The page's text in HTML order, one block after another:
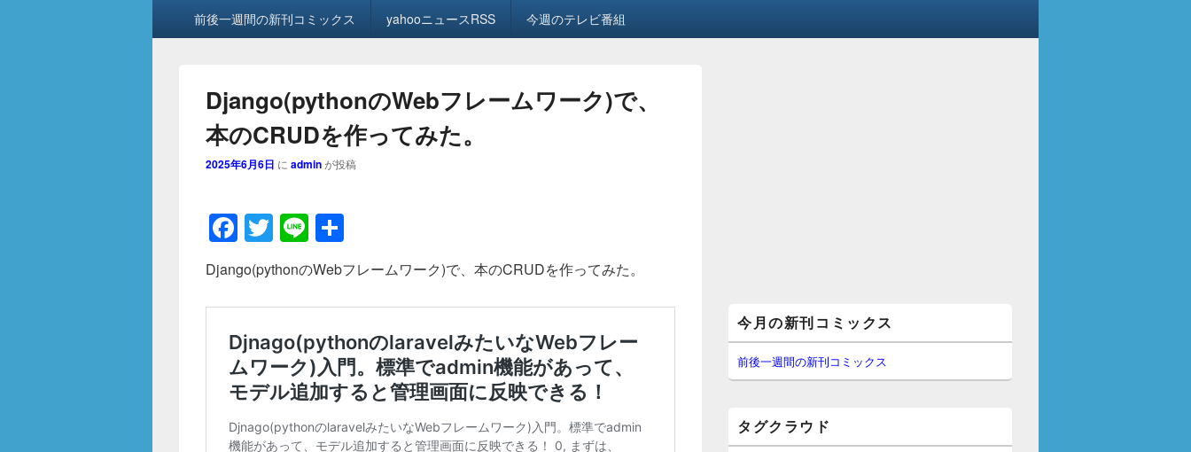
前後一週間の新刊コミックス yahooニュースRSS 今週のテレビ番組
Django(pythonのWebフレームワーク)で、
本のCRUDを作ってみた。
2025年6月6日 に adminが投稿
F
a
c
e
b
o
o
k
T
wi
tt
er
Li
n
e
有
Django(pythonのWebフレームワーク)で、本のCRUDを作ってみた。
イ
ン
サ
イ
ー
今月の新刊コミックス
前後一週間の新刊コミックス
タグクラウド